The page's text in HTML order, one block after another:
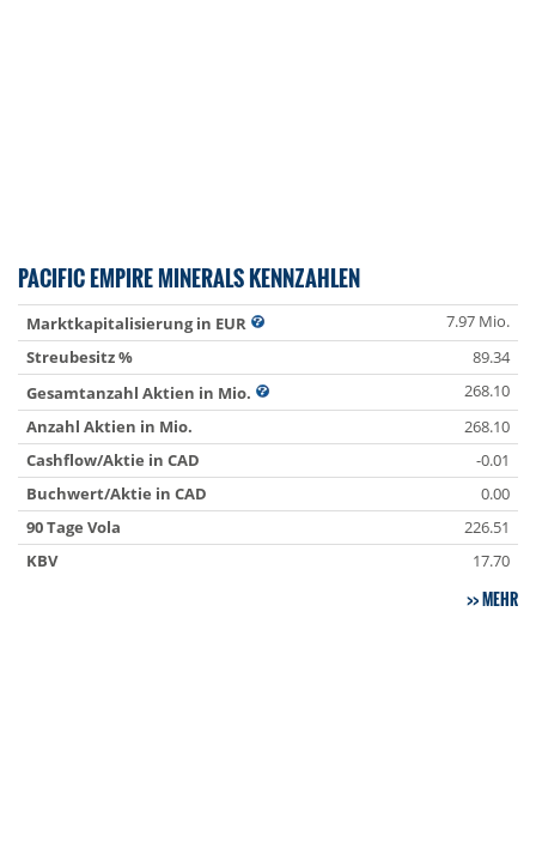
PACIFIC EMPIRE MINERALS KENNZAHLEN
Marktkapitalisierung in EUR
7.97 Mio.
Streubesitz %
89.34
Gesamtanzahl Aktien in Mio.
268.10
Anzahl Aktien in Mio.
268.10
Cashflow/Aktie in CAD
-0.01
Buchwert/Aktie in CAD
0.00
90 Tage Vola
226.51
KBV
17.70
MEHR